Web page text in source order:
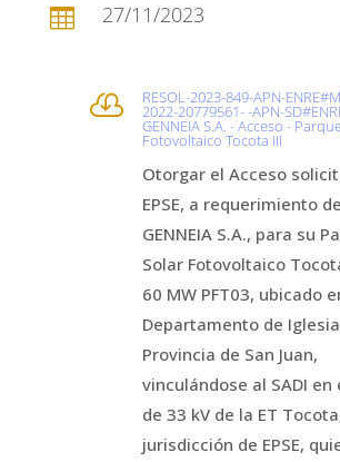
 27/11/2023
 RESOL-2023-849-APN-
2022-20779561- -APN-
GENNEIA S.A. - Acceso -
Fotovoltaico Tocota III
Otorgar el Acceso
EPSE, a requerimiento de
GENNEIA S.A., para su
Solar Fotovoltaico
60 MW PFT03, ubicado
Departamento de
Provincia de San Juan,
vinculándose al SADI en
de 33 kV de la ET
jurisdicción de EPSE,